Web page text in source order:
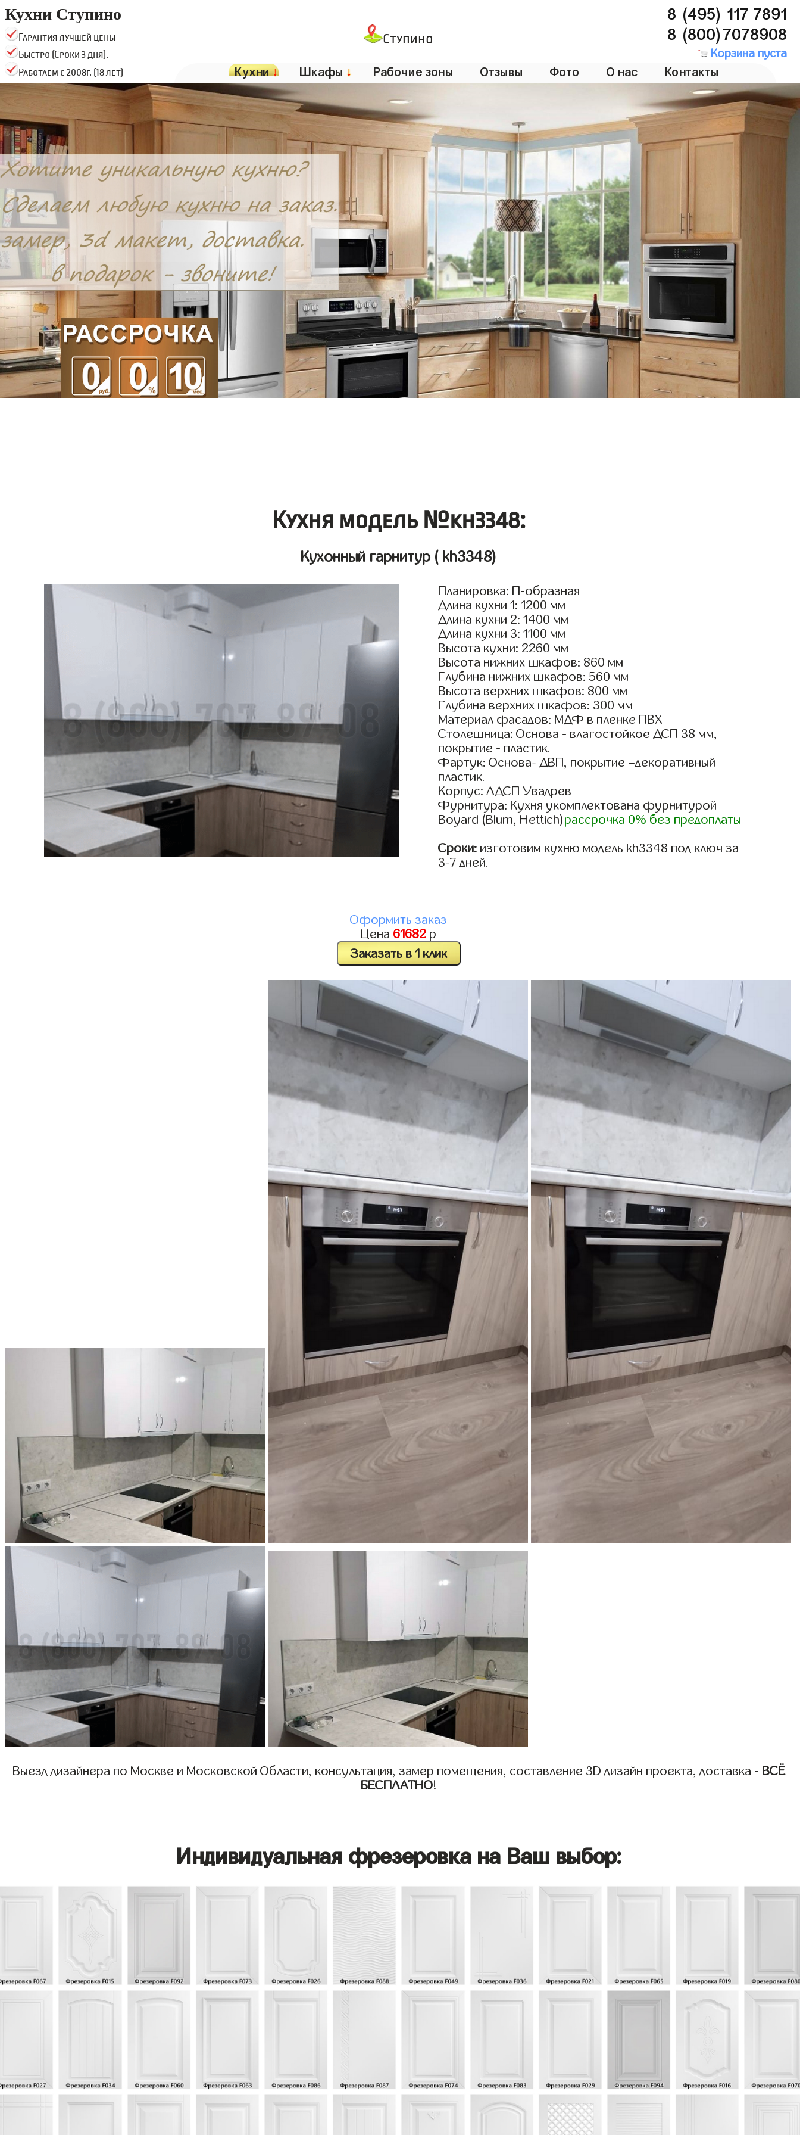
Кухни Ступино
Гарантия лучшей цены
Быстро (Сроки 3 дня).
Работаем с 2008г. (18 лет)
Ступино
8 (495) 117 7891
8 (800)7078908
Корзина пуста
Кухни↓ Шкафы ↓ Рабочие зоны Отзывы Фото О нас Контакты
Кухня модель №kh3348:
Кухонный гарнитур ( kh3348)
Планировка: П-образная
Длина кухни 1: 1200 мм
Длина кухни 2: 1400 мм
Длина кухни 3: 1100 мм
Высота кухни: 2260 мм
Высота нижних шкафов: 860 мм
Глубина нижних шкафов: 560 мм
Высота верхних шкафов: 800 мм
Глубина верхних шкафов: 300 мм
Материал фасадов: МДФ в пленке ПВХ
Столешница: Основа - влагостойкое ДСП 38 мм,
покрытие - пластик.
Фартук: Основа- ДВП, покрытие –декоративный
пластик.
Корпус: ЛДСП Увадрев
Фурнитура: Кухня укомплектована фурнитурой
Boyard (Blum, Hettich)рассрочка 0% без предоплаты
Сроки: изготовим кухню модель kh3348 под ключ за
3-7 дней.
Оформить заказ
Цена 61682 р
Заказать в 1 клик
Выезд дизайнера по Москве и Московской Области, консультация, замер помещения, составление 3D дизайн проекта, доставка - ВСЁ
БЕСПЛАТНО!
Индивидуальная фрезеровка на Ваш выбор: